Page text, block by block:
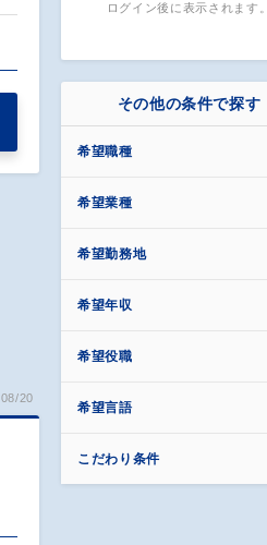
20
ログイン後に表示されます。
その他の条件で探す
希望職種
希望業種
希望勤務地
希望年収
希望役職
希望言語
こだわり条件